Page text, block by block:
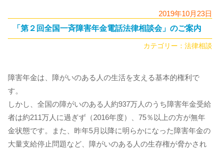
2019年10月23日
「第２回全国一斉障害年金電話法律相談会」のご案内
カテゴリー： 法律相談
障害年金は、障がいのある人の生活を支える基本的権利で
す。
しかし、全国の障がいのある人約937万人のうち障害年金受給
者は約211万人に過ぎず（2016年度）、75％以上の方が無年
金状態です。また、昨年5月以降に明らかになった障害年金の
大量支給停止問題など、障がいのある人の生存権が脅かされ